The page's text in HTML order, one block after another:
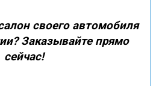
своего автомобиля
Заказывайте прямо
сейчас!